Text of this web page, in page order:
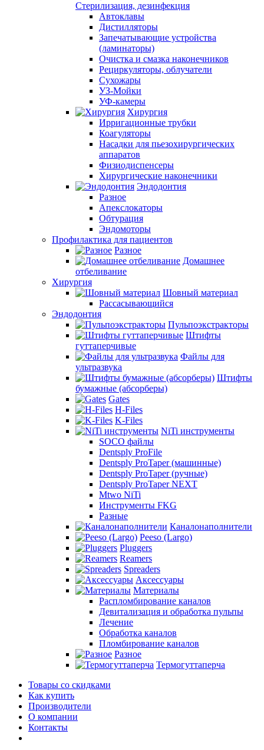
Стерилизация, дезинфекция
Автоклавы
Дистилляторы
Запечатывающие устройства
(ламинаторы)
Очистка и смазка наконечников
Рециркуляторы, облучатели
Сухожары
УЗ-Мойки
УФ-камеры
Хирургия
Ирригационные трубки
Коагуляторы
Насадки для пьезохирургических
аппаратов
Физиодиспенсеры
Хирургические наконечники
Эндодонтия
Разное
Апекслокаторы
Обтурация
Эндомоторы
Профилактика для пациентов
Разное
Домашнее
отбеливание
Хирургия
Шовный материал
Рассасывающийся
Эндодонтия
Пульпоэкстракторы
Штифты
гуттаперчивые
Файлы для
ультразвука
Штифты
бумажные (абсорберы)
Gates
H-Files
K-Files
NiTi инструменты
SOCO файлы
Dentsply ProFile
Dentsply ProTaper (машинные)
Dentsply ProTaper (ручные)
Dentsply ProTaper NEXT
Mtwo NiTi
Инструменты FKG
Разные
Каналонаполнители
Peeso (Largo)
Pluggers
Reamers
Spreaders
Аксессуары
Материалы
Распломбирование каналов
Девитализация и обработка пульпы
Лечение
Обработка каналов
Пломбирование каналов
Разное
Термогуттаперча
Товары со скидками
Как купить
Производители
О компании
Контакты